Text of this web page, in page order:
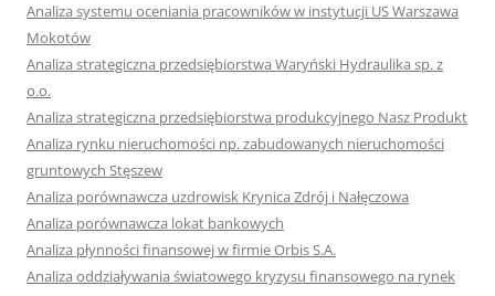
Analiza systemu oceniania pracowników w instytucji US Warszawa
Mokotów
Analiza strategiczna przedsiębiorstwa Waryński Hydraulika sp. z
o.o.
Analiza strategiczna przedsiębiorstwa produkcyjnego Nasz Produkt
Analiza rynku nieruchomości np. zabudowanych nieruchomości
gruntowych Stęszew
Analiza porównawcza uzdrowisk Krynica Zdrój i Nałęczowa
Analiza porównawcza lokat bankowych
Analiza płynności finansowej w firmie Orbis S.A.
Analiza oddziaływania światowego kryzysu finansowego na rynek